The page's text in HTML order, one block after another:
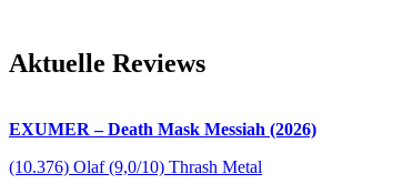
Aktuelle Reviews
EXUMER – Death Mask Messiah (2026)
(10.376) Olaf (9,0/10) Thrash Metal